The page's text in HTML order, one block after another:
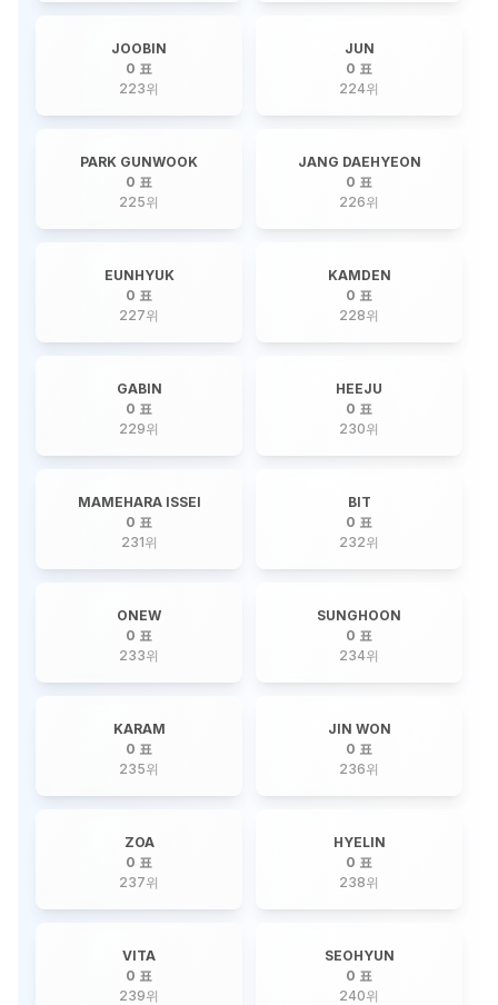
JOOBIN
0 표
223위
JUN
0 표
224위
PARK GUNWOOK
0 표
225위
JANG DAEHYEON
0 표
226위
EUNHYUK
0 표
227위
KAMDEN
0 표
228위
GABIN
0 표
229위
HEEJU
0 표
230위
MAMEHARA ISSEI
0 표
231위
BIT
0 표
232위
ONEW
0 표
233위
SUNGHOON
0 표
234위
KARAM
0 표
235위
JIN WON
0 표
236위
ZOA
0 표
237위
HYELIN
0 표
238위
VITA
0 표
239위
SEOHYUN
0 표
240위